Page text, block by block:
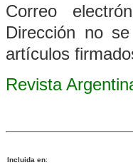
Correo
Dirección no
artículos
Revista
Incluida en: